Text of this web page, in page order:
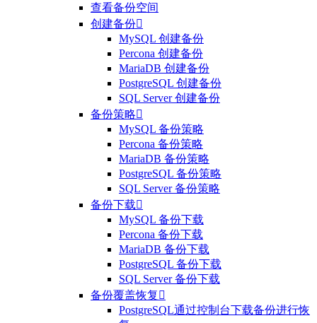
查看备份空间
创建备份
MySQL 创建备份
Percona 创建备份
MariaDB 创建备份
PostgreSQL 创建备份
SQL Server 创建备份
备份策略
MySQL 备份策略
Percona 备份策略
MariaDB 备份策略
PostgreSQL 备份策略
SQL Server 备份策略
备份下载
MySQL 备份下载
Percona 备份下载
MariaDB 备份下载
PostgreSQL 备份下载
SQL Server 备份下载
备份覆盖恢复 
PostgreSQL通过控制台下载备份进行恢